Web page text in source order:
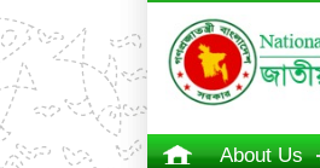
About Us